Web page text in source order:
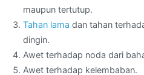
maupun tertutup.
Tahan lama dan tahan
dingin.
Awet terhadap noda dari
Awet terhadap kelembaban.